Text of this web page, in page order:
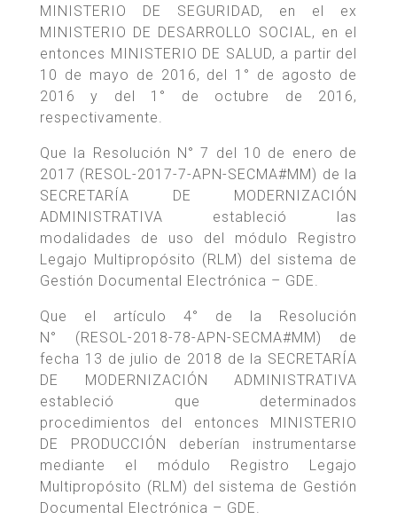
MINISTERIO DE SEGURIDAD, en el ex
MINISTERIO DE DESARROLLO SOCIAL, en el
entonces MINISTERIO DE SALUD, a partir del
10 de mayo de 2016, del 1° de agosto de
2016 y del 1° de octubre de 2016,
respectivamente.
Que la Resolución N° 7 del 10 de enero de
2017 (RESOL-2017-7-APN-SECMA#MM) de la
SECRETARÍA DE MODERNIZACIÓN
ADMINISTRATIVA estableció las
modalidades de uso del módulo Registro
Legajo Multipropósito (RLM) del sistema de
Gestión Documental Electrónica – GDE.
Que el artículo 4° de la Resolución
N° (RESOL-2018-78-APN-SECMA#MM) de
fecha 13 de julio de 2018 de la SECRETARÍA
DE MODERNIZACIÓN ADMINISTRATIVA
estableció que determinados
procedimientos del entonces MINISTERIO
DE PRODUCCIÓN deberían instrumentarse
mediante el módulo Registro Legajo
Multipropósito (RLM) del sistema de Gestión
Documental Electrónica – GDE.